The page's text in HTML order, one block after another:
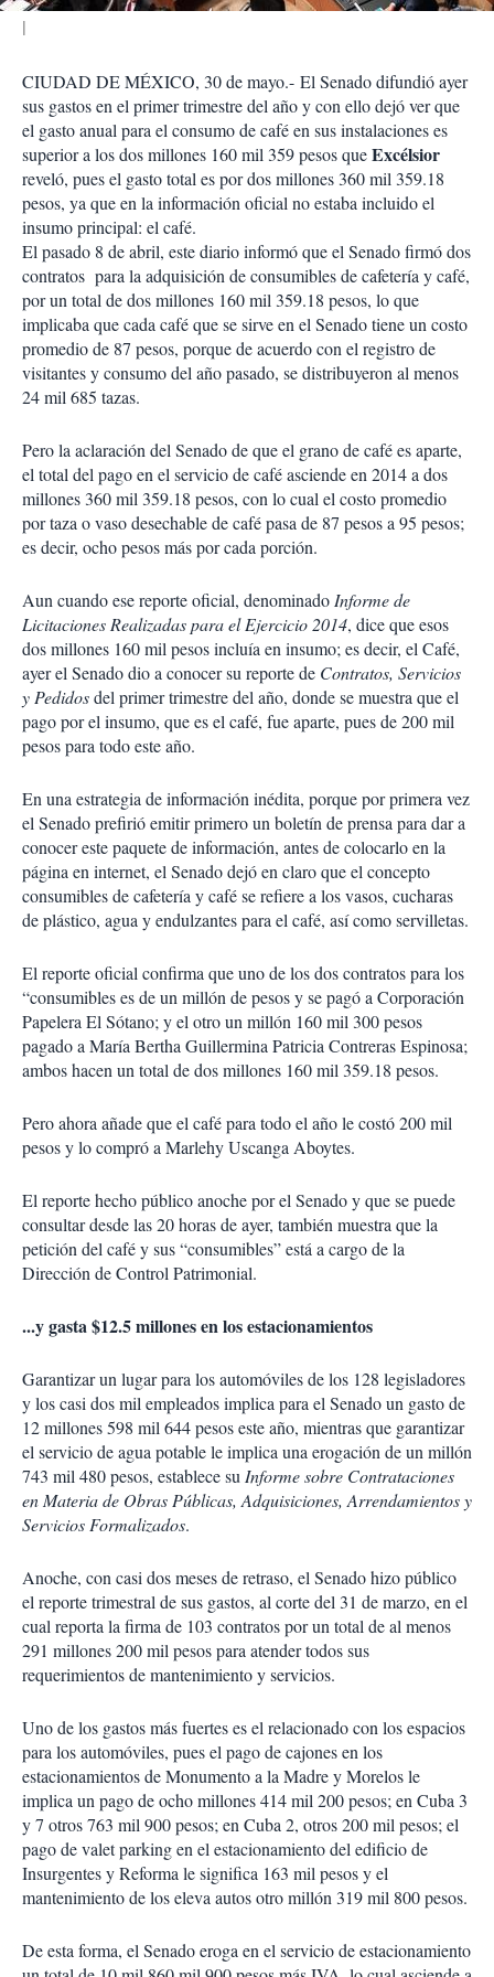
CIUDAD DE MÉXICO, 30 de mayo.- El Senado difundió ayer
sus gastos en el primer trimestre del año y con ello dejó ver que
el gasto anual para el consumo de café en sus instalaciones es
superior a los dos millones 160 mil 359 pesos queExcélsior
reveló, pues el gasto total es por dos millones 360 mil 359.18
pesos, ya que en la información oficial no estaba incluido el
insumo principal: el café.
El pasado 8 de abril, este diario informó que el Senado firmó dos
contratos para la adquisición de consumibles de cafetería y café,
por un total de dos millones 160 mil 359.18 pesos, lo que
implicaba que cada café que se sirve en el Senado tiene un costo
promedio de 87 pesos, porque de acuerdo con el registro de
visitantes y consumo del año pasado, se distribuyeron al menos
24 mil 685 tazas.
Pero la aclaración del Senado de que el grano de café es aparte,
el total del pago en el servicio de café asciende en 2014 a dos
millones 360 mil 359.18 pesos, con lo cual el costo promedio
por taza o vaso desechable de café pasa de 87 pesos a 95 pesos;
es decir, ocho pesos más por cada porción.
Aun cuando ese reporte oficial, denominado Informe de
Licitaciones Realizadas para el Ejercicio 2014, dice que esos
dos millones 160 mil pesos incluía en insumo; es decir, el Café,
ayer el Senado dio a conocer su reporte de Contratos, Servicios
y Pedidosdel primer trimestre del año, donde se muestra que el
pago por el insumo, que es el café, fue aparte, pues de 200 mil
pesos para todo este año.
En una estrategia de información inédita, porque por primera vez
el Senado prefirió emitir primero un boletín de prensa para dar a
conocer este paquete de información, antes de colocarlo en la
página en internet, el Senado dejó en claro que el concepto
consumibles de cafetería y café se refiere a los vasos, cucharas
de plástico, agua y endulzantes para el café, así como servilletas.
El reporte oficial confirma que uno de los dos contratos para los
“consumibles es de un millón de pesos y se pagó a Corporación
Papelera El Sótano; y el otro un millón 160 mil 300 pesos
pagado a María Bertha Guillermina Patricia Contreras Espinosa;
ambos hacen un total de dos millones 160 mil 359.18 pesos.
Pero ahora añade que el café para todo el año le costó 200 mil
pesos y lo compró a Marlehy Uscanga Aboytes.
El reporte hecho público anoche por el Senado y que se puede
consultar desde las 20 horas de ayer, también muestra que la
petición del café y sus “consumibles” está a cargo de la
Dirección de Control Patrimonial.
...y gasta $12.5 millones en los estacionamientos
Garantizar un lugar para los automóviles de los 128 legisladores
y los casi dos mil empleados implica para el Senado un gasto de
12 millones 598 mil 644 pesos este año, mientras que garantizar
el servicio de agua potable le implica una erogación de un millón
743 mil 480 pesos, establece su Informe sobre Contrataciones
en Materia de Obras Públicas, Adquisiciones, Arrendamientos y
Servicios Formalizados.
Anoche, con casi dos meses de retraso, el Senado hizo público
el reporte trimestral de sus gastos, al corte del 31 de marzo, en el
cual reporta la firma de 103 contratos por un total de al menos
291 millones 200 mil pesos para atender todos sus
requerimientos de mantenimiento y servicios.
Uno de los gastos más fuertes es el relacionado con los espacios
para los automóviles, pues el pago de cajones en los
estacionamientos de Monumento a la Madre y Morelos le
implica un pago de ocho millones 414 mil 200 pesos; en Cuba 3
y 7 otros 763 mil 900 pesos; en Cuba 2, otros 200 mil pesos; el
pago de valet parking en el estacionamiento del edificio de
Insurgentes y Reforma le significa 163 mil pesos y el
mantenimiento de los eleva autos otro millón 319 mil 800 pesos.
De esta forma, el Senado eroga en el servicio de estacionamiento